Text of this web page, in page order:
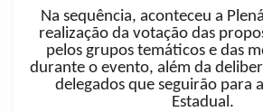
Na sequência, aconteceu a
realização da votação das
pelos grupos temáticos e das
durante o evento, além da
delegados que seguirão para
Estadual.